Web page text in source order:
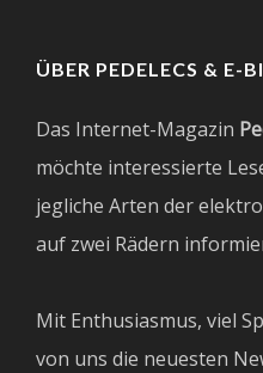
ÜBER PEDELECS & E-
Das Internet-Magazin
möchte interessierte
jegliche Arten der
auf zwei Rädern
Mit Enthusiasmus, viel
von uns die neuesten